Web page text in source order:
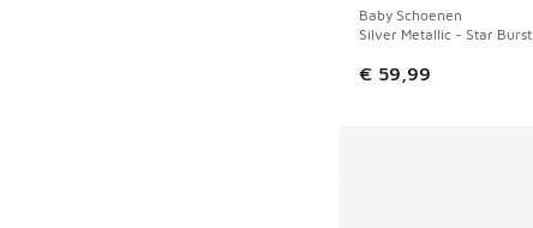
Baby Schoenen
Silver Metallic - Star Burst
€ 59,99